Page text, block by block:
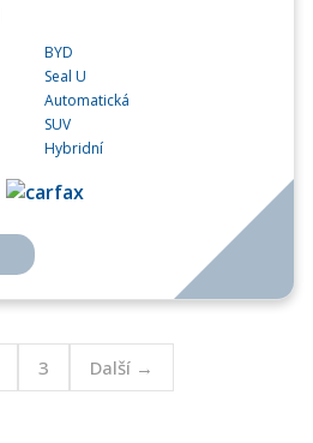
BYD
Seal U
Automatická
SUV
Hybridní
3 Další →